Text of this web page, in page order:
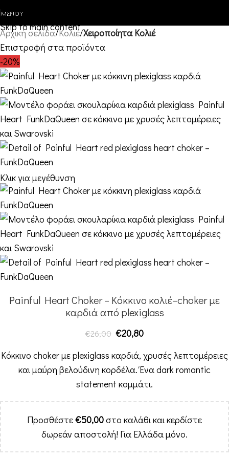
Skip to navigation
Skip to main content
ΜΕΝΟΎ
Αρχική σελίδα Κολιέ Χειροποίητα Κολιέ
Επιστροφή στα προϊόντα
-20%
Κλικ για μεγέθυνση
Painful Heart Choker – Κόκκινο κολιέ–choker με
καρδιά από plexiglass
€26,00 €20,80
Κόκκινο choker με plexiglass καρδιά, χρυσές λεπτομέρειες
και μαύρη βελούδινη κορδέλα. Ένα dark romantic
statement κομμάτι.
Προσθέστε€50,00στο καλάθι και κερδίστε
δωρεάν αποστολή! Για Ελλάδα μόνο.